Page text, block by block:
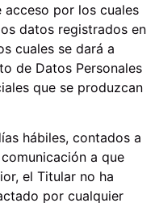
acceso por los cuales
datos registrados en
cuales se dará a
de Datos Personales
que se produzcan
hábiles, contados a
a que
el Titular no ha
por cualquier